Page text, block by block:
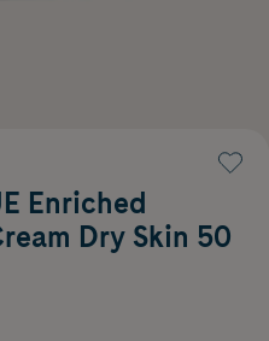
Enriched
Dry Skin 50